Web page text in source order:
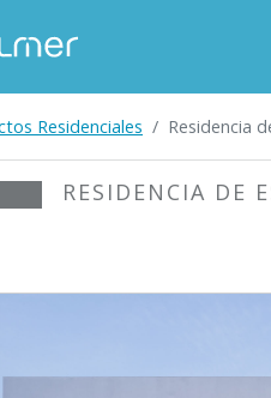
Residenciales Residencia
RESIDENCIA DE